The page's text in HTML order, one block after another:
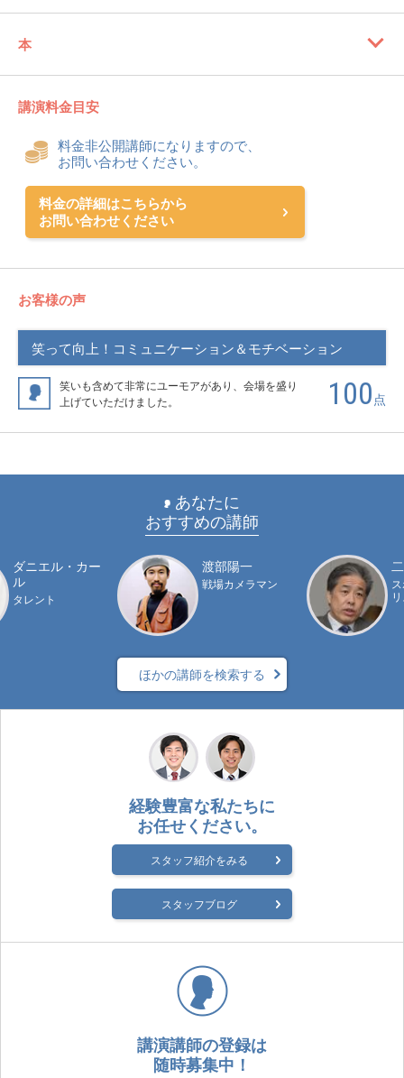
本
講演料金目安
料金非公開講師になりますので、
お問い合わせください。
料金の詳細はこちらから
お問い合わせください
お客様の声
笑って向上！コミュニケーション＆モチベーション
笑いも含めて非常にユーモアがあり、会場を盛り
上げていただけました。
100 点
あなたに
おすすめの講師
ダニエル・カー
ル
タレント
渡部陽一
戦場カメラマン
ほかの講師を検索する
経験豊富な私たちに
お任せください。
スタッフ紹介をみる
スタッフブログ
講演講師の登録は
随時募集中！